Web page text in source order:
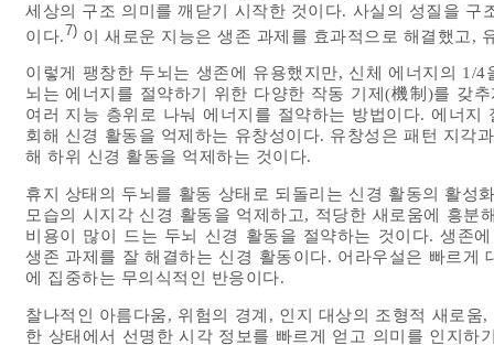
세상의 구조 의미를 깨닫기 시작한 것이다. 사실의 성질을
이다.7) 이 새로운 지능은 생존 과제를 효과적으로 해결했고,
이렇게 팽창한 두뇌는 생존에 유용했지만, 신체 에너지의 1/
뇌는 에너지를 절약하기 위한 다양한 작동 기제(機制)를 갖
여러 지능 층위로 나눠 에너지를 절약하는 방법이다. 에너
회해 신경 활동을 억제하는 유창성이다. 유창성은 패턴 지각
해 하위 신경 활동을 억제하는 것이다.
휴지 상태의 두뇌를 활동 상태로 되돌리는 신경 활동의 활성
모습의 시지각 신경 활동을 억제하고, 적당한 새로움에 흥분
비용이 많이 드는 두뇌 신경 활동을 절약하는 것이다. 생존
생존 과제를 잘 해결하는 신경 활동이다. 어라우설은 빠르게
에 집중하는 무의식적인 반응이다.
찰나적인 아름다움, 위험의 경계, 인지 대상의 조형적 새로
한 상태에서 선명한 시각 정보를 빠르게 얻고 의미를 인지하